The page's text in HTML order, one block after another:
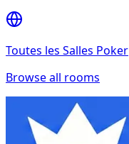
Toutes les Salles Poker
Browse all rooms